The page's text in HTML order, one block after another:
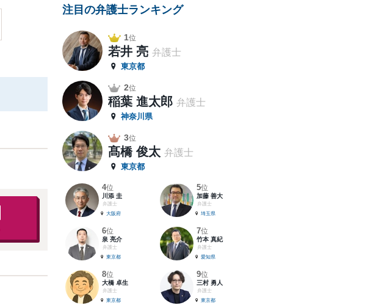
注目の弁護士ランキング
1位
若井 亮 弁護士
東京都
2位
稲葉 進太郎 弁護士
神奈川県
3位
髙橋 俊太 弁護士
東京都
4位
川添 圭
弁護士
大阪府
5位
加藤 善大
弁護士
埼玉県
6位
泉 亮介
弁護士
東京都
7位
竹本 真紀
弁護士
愛知県
8位
大橋 卓生
弁護士
東京都
9位
三村 勇人
弁護士
東京都